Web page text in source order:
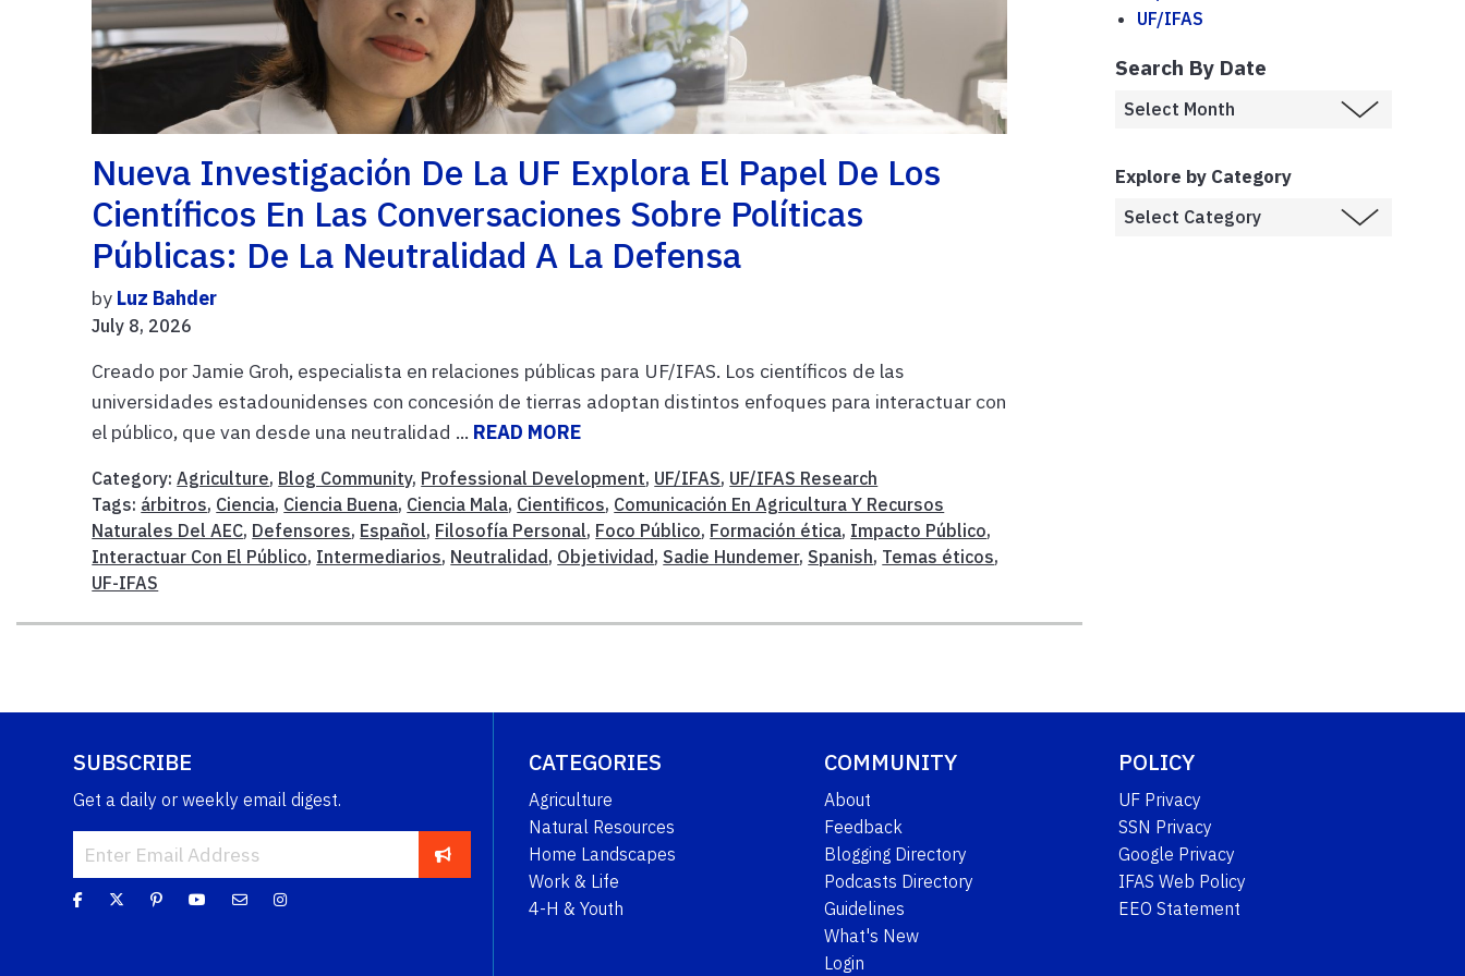
Nueva Investigación De La UF Explora El Papel De Los
Científicos En Las Conversaciones Sobre Políticas
Públicas: De La Neutralidad A La Defensa
by Luz Bahder
July 8, 2026
Creado por Jamie Groh, especialista en relaciones públicas para UF/IFAS. Los científicos de las
universidades estadounidenses con concesión de tierras adoptan distintos enfoques para interactuar con
el público, que van desde una neutralidad ... READ MORE
Category:Agriculture, Blog Community, Professional Development, UF/IFAS, UF/IFAS Research
Tags: árbitros, Ciencia, Ciencia Buena, Ciencia Mala, Cientificos, Comunicación En Agricultura Y Recursos
Naturales Del AEC, Defensores, Español, Filosofía Personal, Foco Público, Formación ética, Impacto Público,
Interactuar Con El Público, Intermediarios, Neutralidad, Objetividad, Sadie Hundemer, Spanish, Temas éticos,
UF-IFAS
UF/IFAS
Search By Date
Explore by Category
SUBSCRIBE
Get a daily or weekly email digest.
CATEGORIES
Agriculture
Natural Resources
Home Landscapes
Work & Life
4-H & Youth
COMMUNITY
About
Feedback
Blogging Directory
Podcasts Directory
Guidelines
What's New
Login
POLICY
UF Privacy
SSN Privacy
Google Privacy
IFAS Web Policy
EEO Statement